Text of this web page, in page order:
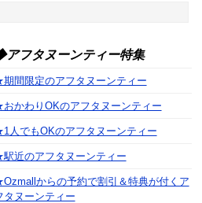
アフタヌーンティー特集
間限定のアフタヌーンティー
かわりOKのアフタヌーンティー
人でもOKのアフタヌーンティー
近のアフタヌーンティー
からの予約で割引＆特典が付くア
タヌーンティー